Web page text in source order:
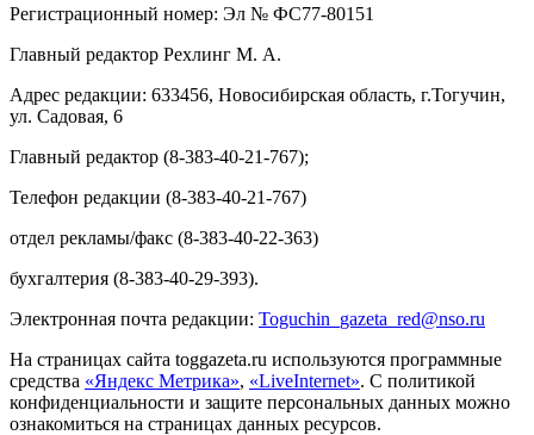
Регистрационный номер: Эл № ФС77-80151
Главный редактор Рехлинг М. А.
Адрес редакции: 633456, Новосибирская область, г.Тогучин,
ул. Садовая, 6
Главный редактор (8-383-40-21-767);
Телефон редакции (8-383-40-21-767)
отдел рекламы/факс (8-383-40-22-363)
бухгалтерия (8-383-40-29-393).
Электронная почта редакции: Toguchin gazeta red@nso.ru
На страницах сайта toggazeta.ru используются программные
средства «Яндекс Метрика», «LiveInternet». С политикой
конфиденциальности и защите персональных данных можно
ознакомиться на страницах данных ресурсов.